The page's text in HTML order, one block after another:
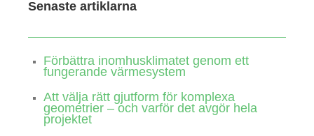
Senaste artiklarna
Förbättra inomhusklimatet genom ett
fungerande värmesystem
Att välja rätt gjutform för komplexa
geometrier – och varför det avgör hela
projektet